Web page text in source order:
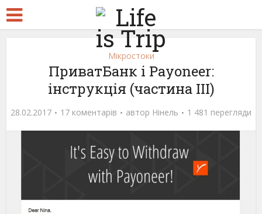
Мікростоки
ПриватБанк і Payoneer:
інструкція (частина ІІІ)
28.02.2017 17 коментарів автор Нінель 1 481 перегляди